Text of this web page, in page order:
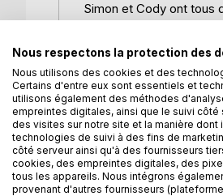
Simon et Cody ont tous
Tous deux se
toute moralité.
preuves. Les deux
lui assure qu’à sa
jour venu, Simon ne
Istanbul, Tachkent et
dérisoire : la corruption
l’immobilier font que de
supprimés…
Nous respectons la protection des
Nous utilisons des cookies et des
Certains d'entre eux sont essentiels et
utilisons également des méthodes
empreintes digitales, ainsi que le suivi
des visites sur notre site et la manière dont
technologies de suivi à des fins de
côté serveur ainsi qu'à des fournisseurs
cookies, des empreintes digitales, des
tous les appareils. Nous intégrons
provenant d'autres fournisseurs